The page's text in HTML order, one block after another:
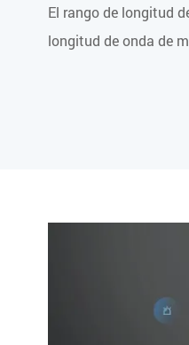
El rango de longitud
longitud de onda de